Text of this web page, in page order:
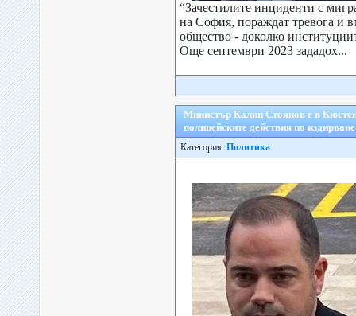
“Зачестилите инциденти с
на София, пораждат тревога и
общество - доколко
Още септември 2023 зададох...
Министър Калин Стоянов е в
полицейските действия по
Категория: Политика